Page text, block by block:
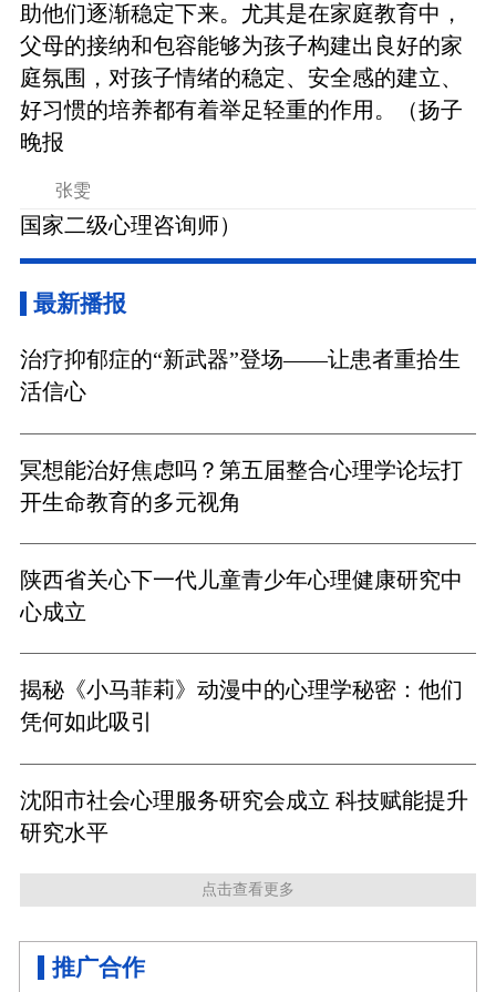
助他们逐渐稳定下来。尤其是在家庭教育中，
父母的接纳和包容能够为孩子构建出良好的家
庭氛围，对孩子情绪的稳定、安全感的建立、
好习惯的培养都有着举足轻重的作用。（扬子
晚报
张雯
国家二级心理咨询师）
最新播报
治疗抑郁症的“新武器”登场——让患者重拾生
活信心
冥想能治好焦虑吗？第五届整合心理学论坛打
开生命教育的多元视角
陕西省关心下一代儿童青少年心理健康研究中
心成立
揭秘《小马菲莉》动漫中的心理学秘密：他们
凭何如此吸引
沈阳市社会心理服务研究会成立 科技赋能提升
研究水平
点击查看更多
推广合作